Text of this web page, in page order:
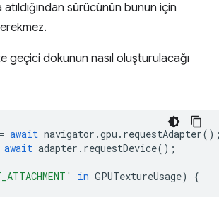
sürücünün bunun için
geçici dokunun nasıl oluşturulacağı
= await navigator .gpu . requestAdapter
await adapter . requestDevice();
in GPUTextureUsage) {